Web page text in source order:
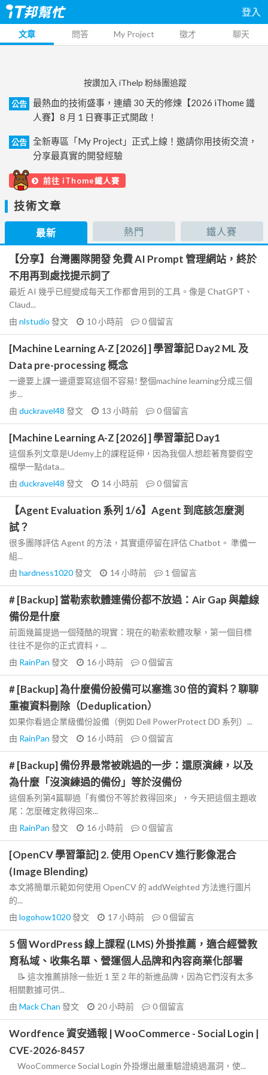
登入
文章 問答 My Project 徵才 聊天
按讚加入 iThelp 粉絲團追蹤
公告
最熱血的技術盛事，連續 30 天的修煉【2026 iThome 鐵
人賽】8 月 1 日賽事正式開啟！
公告
全新專區「My Project」正式上線！邀請你用技術交流，
分享最真實的開發經驗
前往 iThome鐵人賽
技術文章
最新 熱門 鐵人賽
【分享】台灣團隊開發 免費 AI Prompt 管理網站，終於
不用再到處找提示詞了
最近 AI 幾乎已經變成每天工作都會用到的工具。像是 ChatGPT、
Claud...
由 nlstudio 發文 10 小時前 0個留言
[Machine Learning A-Z [2026] ] 學習筆記 Day2 ML 及
Data pre-processing 概念
一邊要上課一邊還要寫這個不容易! 整個machine learning分成三個
步...
由 duckravel48 發文 13 小時前 0個留言
[Machine Learning A-Z [2026] ] 學習筆記 Day1
這個系列文章是Udemy上的課程延伸，因為我個人想趁著育嬰假空
檔學一點data...
由 duckravel48 發文 14 小時前 0個留言
【Agent Evaluation 系列 1/6】Agent 到底該怎麼測
試？
很多團隊評估 Agent 的方法，其實還停留在評估 Chatbot。 準備一
組...
由 hardness1020發文 14 小時前 1 個留言
# [Backup] 當勒索軟體連備份都不放過：Air Gap 與離線
備份是什麼
前面幾篇提過一個殘酷的現實：現在的勒索軟體攻擊，第一個目標
往往不是你的正式資料，...
由 RainPan 發文 16 小時前 0個留言
# [Backup] 為什麼備份設備可以塞進 30 倍的資料？聊聊
重複資料刪除（Deduplication）
如果你看過企業級備份設備（例如 Dell PowerProtect DD 系列）...
由 RainPan 發文 16 小時前 0個留言
# [Backup] 備份界最常被跳過的一步：還原演練，以及
為什麼「沒演練過的備份」等於沒備份
這個系列第4篇聊過「有備份不等於救得回來」，今天把這個主題收
尾：怎麼確定救得回來...
由 RainPan 發文 16 小時前 0個留言
[OpenCV 學習筆記] 2. 使用 OpenCV 進行影像混合
(Image Blending)
本文將簡單示範如何使用 OpenCV 的 addWeighted 方法進行圖片
的...
由 logohow1020發文 17 小時前 0個留言
5 個 WordPress 線上課程 (LMS) 外掛推薦，適合經營教
育私域、收集名單、營運個人品牌和內容商業化部署
📝 這次推薦排除一些近 1 至 2 年的新進品牌，因為它們沒有太多
相關數據可供...
由 Mack Chan 發文 20 小時前 0個留言
Wordfence 資安通報 | WooCommerce - Social Login |
CVE-2026-8457
WooCommerce Social Login 外掛爆出嚴重驗證繞過漏洞，使...